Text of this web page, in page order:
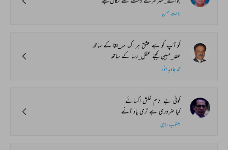
راحت حسن
گو آپ کو ہے عشق ہر اک مہ_لقا کے ساتھ
عقد_مبین کیجئے عقل_رسا کے ساتھ
محمد جاوید انور
کوئی بے_نام خلش اکسائے
کیا ضروری ہے تری یاد آئے
یعقوب راہی